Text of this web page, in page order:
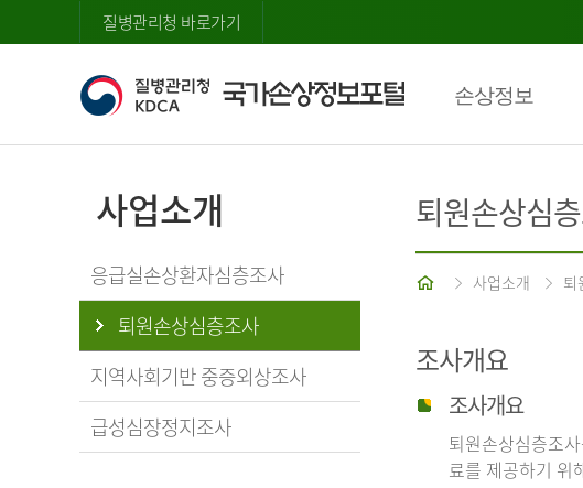
질병관리청 바로가기
손상정보
사업소개
응급실손상환자심층조사
퇴원손상심층조사
지역사회기반 중증외상조사
급성심장정지조사
퇴원손상심
홈 사업소개 퇴
조사개요
조사개요
퇴원손상심층조
료를 제공하기 위